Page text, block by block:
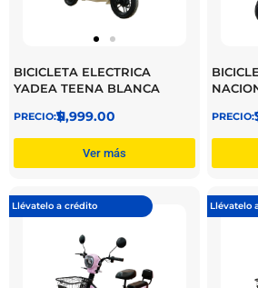
BICICLETA ELECTRICA
YADEA TEENA BLANCA
$
11,999.00
Ver más
Llévatelo a crédito Llévatelo